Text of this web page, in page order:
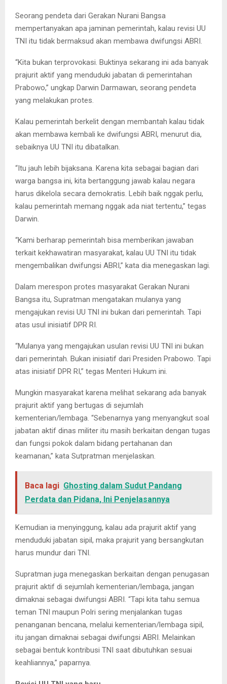
Seorang pendeta dari Gerakan Nurani Bangsa
mempertanyakan apa jaminan pemerintah, kalau revisi UU
TNI itu tidak bermaksud akan membawa dwifungsi ABRI.
“Kita bukan terprovokasi. Buktinya sekarang ini ada banyak
prajurit aktif yang menduduki jabatan di pemerintahan
Prabowo,” ungkap Darwin Darmawan, seorang pendeta
yang melakukan protes.
Kalau pemerintah berkelit dengan membantah kalau tidak
akan membawa kembali ke dwifungsi ABRI, menurut dia,
sebaiknya UU TNI itu dibatalkan.
“Itu jauh lebih bijaksana. Karena kita sebagai bagian dari
warga bangsa ini, kita bertanggung jawab kalau negara
harus dikelola secara demokratis. Lebih baik nggak perlu,
kalau pemerintah memang nggak ada niat tertentu,” tegas
Darwin.
“Kami berharap pemerintah bisa memberikan jawaban
terkait kekhawatiran masyarakat, kalau UU TNI itu tidak
mengembalikan dwifungsi ABRI,” kata dia menegaskan lagi.
Dalam merespon protes masyarakat Gerakan Nurani
Bangsa itu, Supratman mengatakan mulanya yang
mengajukan revisi UU TNI ini bukan dari pemerintah. Tapi
atas usul inisiatif DPR RI.
“Mulanya yang mengajukan usulan revisi UU TNI ini bukan
dari pemerintah. Bukan inisiatif dari Presiden Prabowo. Tapi
atas inisiatif DPR RI,” tegas Menteri Hukum ini.
Mungkin masyarakat karena melihat sekarang ada banyak
prajurit aktif yang bertugas di sejumlah
kementerian/lembaga. “Sebenarnya yang menyangkut soal
jabatan aktif dinas militer itu masih berkaitan dengan tugas
dan fungsi pokok dalam bidang pertahanan dan
keamanan,” kata Sutpratman menjelaskan.
Baca lagi Ghosting dalam Sudut Pandang
Perdata dan Pidana, Ini Penjelasannya
Kemudian ia menyinggung, kalau ada prajurit aktif yang
menduduki jabatan sipil, maka prajurit yang bersangkutan
harus mundur dari TNI.
Supratman juga menegaskan berkaitan dengan penugasan
prajurit aktif di sejumlah kementerian/lembaga, jangan
dimaknai sebagai dwifungsi ABRI. “Tapi kita tahu semua
teman TNI maupun Polri sering menjalankan tugas
penanganan bencana, melalui kementerian/lembaga sipil,
itu jangan dimaknai sebagai dwifungsi ABRI. Melainkan
sebagai bentuk kontribusi TNI saat dibutuhkan sesuai
keahliannya,” paparnya.